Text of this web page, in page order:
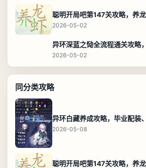
2026-05-02
异环深蓝之恸全流程通关攻略
2026-05-02
同分类攻略
2026-05-08